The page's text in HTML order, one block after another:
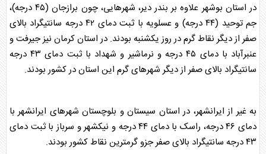
در استان بوشهر علاوه بر بندر
دیر، شهرهایی، چون برازجان (۴۵ درجه)،
جم توحید (۴۴ درجه) و عسلویه با ثبت دمای ۴۲ درجه سانتیگراد بالای
صفر از دیگر نقاط گرم در روز یکشنبه بودند. در استان کرمان نیز جیرفت و
عنبرآباد با دمای ۴۵ درجه و نرماشیر و شهداد با ثبت دمای ۴۳ درجه
سانتیگراد بالای صفر از دیگر شهر‌های گرم این استان در کشور بودند.
به غیر از ایرانشهر، در استان سیستان و بلوچستان شهر‌های ایرانشهر با
دمای ۴۶ درجه، راسک با دمای ۴۴ درجه و نیکشهر و سرباز با ثبت دمای
۴۳ درجه سانتیگراد بالای صفر جزو گرمترین نقاط کشور بودند.